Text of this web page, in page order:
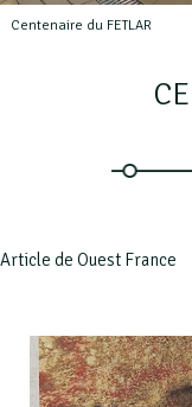
Centenaire du FETLAR
Article de Ouest France